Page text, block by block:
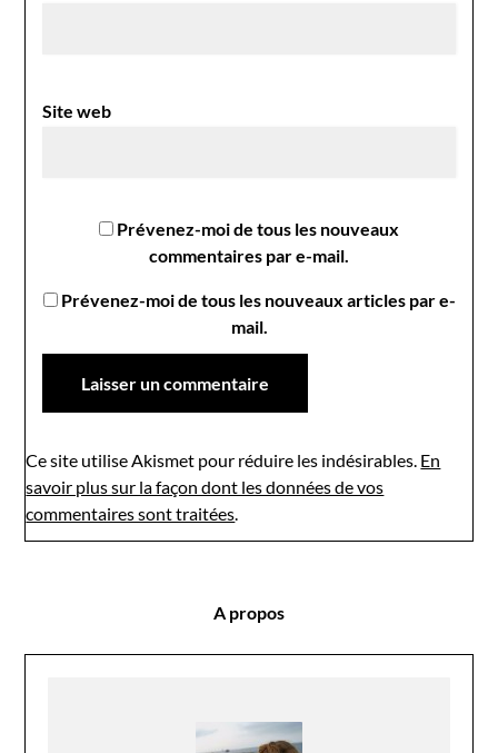
Site web
Prévenez-moi de tous les nouveaux
commentaires par e-mail.
Prévenez-moi de tous les nouveaux articles par e-
mail.
Ce site utilise Akismet pour réduire les indésirables. En
savoir plus sur la façon dont les données de vos
commentaires sont traitées.
A propos